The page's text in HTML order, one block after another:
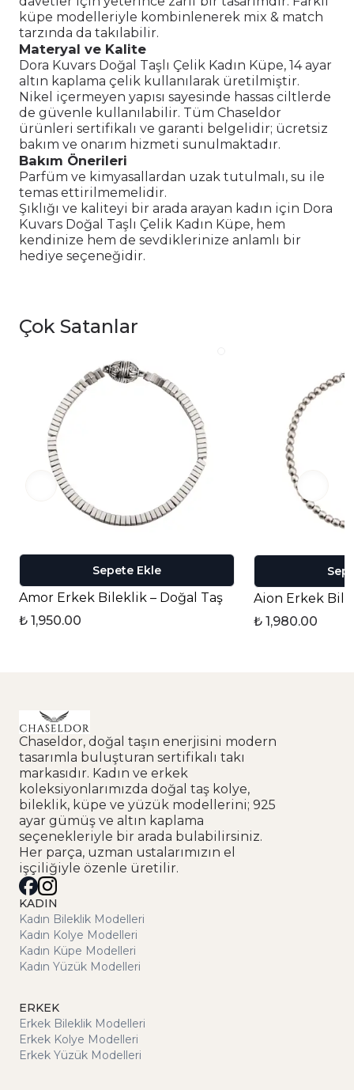
küpe modelleriyle kombinlenerek mix & match
tarzında da takılabilir.
Materyal ve Kalite
Dora Kuvars Doğal Taşlı Çelik Kadın Küpe, 14 ayar
altın kaplama çelik kullanılarak üretilmiştir.
Nikel içermeyen yapısı sayesinde hassas ciltlerde
de güvenle kullanılabilir. Tüm Chaseldor
ürünleri sertifikalı ve garanti belgelidir; ücretsiz
bakım ve onarım hizmeti sunulmaktadır.
Bakım Önerileri
Parfüm ve kimyasallardan uzak tutulmalı, su ile
temas ettirilmemelidir.
Şıklığı ve kaliteyi bir arada arayan kadın için Dora
Kuvars Doğal Taşlı Çelik Kadın Küpe, hem
kendinize hem de sevdiklerinize anlamlı bir
hediye seçeneğidir.
Çok Satanlar
Sepete Ekle
Amor Erkek Bileklik – Doğal Taş
₺ 1,950.00
Aion Erkek
₺ 1,980.00
Chaseldor, doğal taşın enerjisini modern
tasarımla buluşturan sertifikalı takı
markasıdır. Kadın ve erkek
koleksiyonlarımızda doğal taş kolye,
bileklik, küpe ve yüzük modellerini; 925
ayar gümüş ve altın kaplama
seçenekleriyle bir arada bulabilirsiniz.
Her parça, uzman ustalarımızın el
işçiliğiyle özenle üretilir.
KADIN
Kadın Bileklik Modelleri
Kadın Kolye Modelleri
Kadın Küpe Modelleri
Kadın Yüzük Modelleri
ERKEK
Erkek Bileklik Modelleri
Erkek Kolye Modelleri
Erkek Yüzük Modelleri